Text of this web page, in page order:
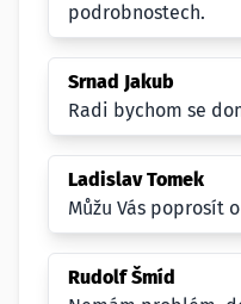
podrobnostech.
Srnad Jakub
Radi bychom se
Ladislav Tomek
Můžu Vás poprosít
Rudolf Šmíd